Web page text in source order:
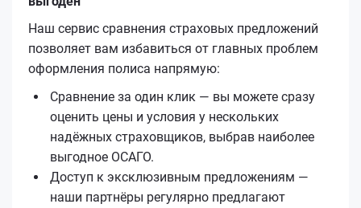
Наш сервис сравнения страховых предложений
позволяет вам избавиться от главных проблем
оформления полиса напрямую:
Сравнение за один клик — вы можете сразу
оценить цены и условия у нескольких
надёжных страховщиков, выбрав наиболее
выгодное ОСАГО.
Доступ к эксклюзивным предложениям —
наши партнёры регулярно предлагают